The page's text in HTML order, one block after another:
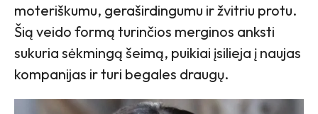
moteriškumu, geraširdingumu ir žvitriu protu.
Šią veido formą turinčios merginos anksti
sukuria sėkmingą šeimą, puikiai įsilieja į naujas
kompanijas ir turi begales draugų.